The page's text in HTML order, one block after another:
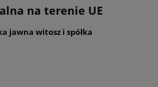
na terenie UE
jawna witosz i spółka